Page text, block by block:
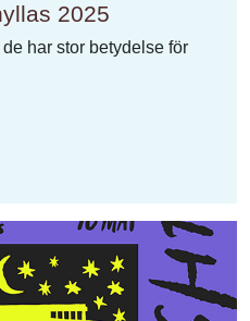
2025
har stor betydelse för